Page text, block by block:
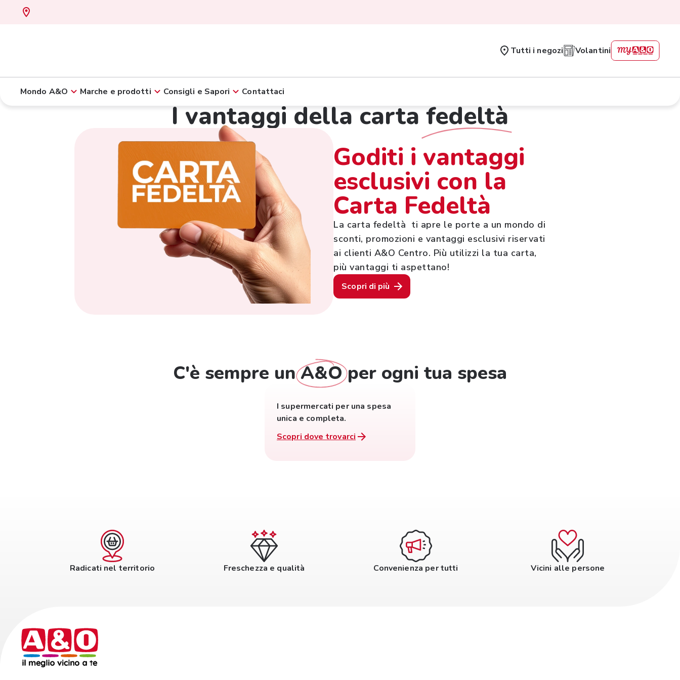
Tutti i negozi Volantini
Mondo A&O Marche e prodotti Consigli e Sapori Contattaci
I vantaggi della carta fedeltà
Goditi i vantaggi
esclusivi con la
Carta Fedeltà
La carta fedeltà ti apre le porte a un mondo di
sconti, promozioni e vantaggi esclusivi riservati
ai clienti A&O Centro. Più utilizzi la tua carta,
più vantaggi ti aspettano!
Scopri di più
C'è sempre unA&Oper ogni tua spesa
I supermercati per una spesa
unica e completa.
Scopri dove trovarci
Radicati nel territorio Freschezza e qualità Convenienza per tutti Vicini alle persone